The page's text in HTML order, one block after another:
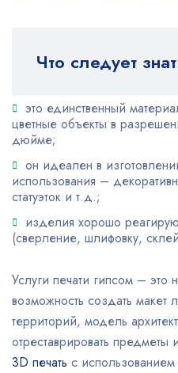
Что следует
это единственный
цветные объекты в
дюйме;
он идеален в
использования –
статуэток и т.д.;
изделия хорошо
(сверление, шлифовку,
Услуги печати гипсом – это
возможность создать макет
территорий, модель
отреставрировать предметы
3D печать с